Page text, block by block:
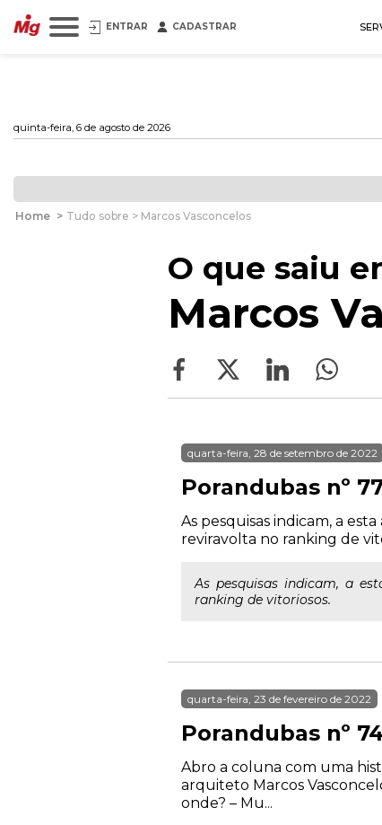
ENTRAR CADASTRAR
quinta-feira, 6 de agosto de 2026
Home > Tudo sobre > Marcos Vasconcelos
O que saiu
Marcos
quarta-feira, 28 de setembro de 2022
Porandubas nº
As pesquisas indicam, a
reviravolta no ranking de
As pesquisas indicam, a
ranking de vitoriosos.
quarta-feira, 23 de fevereiro de 2022
Porandubas nº
Abro a coluna com uma
arquiteto Marcos
onde? – Mu...